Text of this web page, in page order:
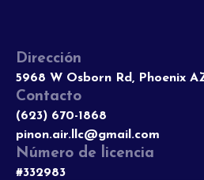
Dirección
5968 W Osborn Rd, Phoenix
Contacto
(623) 670-1868
pinon.air.llc@gmail.com
Número de licencia
#332983